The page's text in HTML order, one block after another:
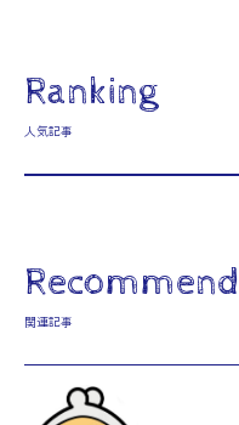
Ranking
人気記事
Recommend
関連記事